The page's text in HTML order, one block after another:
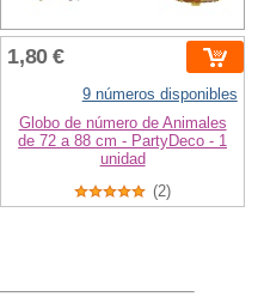
1,80 €
9 números disponibles
Globo de número de Animales
de 72 a 88 cm - PartyDeco - 1
unidad
(2)